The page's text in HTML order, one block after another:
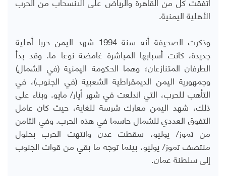
الأهلية اليمنية.
وذكرت الصحيفة أنه سنة 1994 شهد اليمن حربا أهلية
جديدة، كانت أسبابها المباشرة غامضة نوعا ما. وقد بدأ
الطرفان المتنازعان؛ وهما الحكومة اليمنية (في الشمال)
وجمهورية اليمن الديمقراطية الشعبية (في الجنوب)، في
التأهب للحرب، التي اندلعت في شهر أيار/ مايو. وبناء على
ذلك، شهد اليمن معارك شرسة للغاية، حيث كان عامل
التفوق العددي للشمال حاسما في هذه الحرب. وفي الثامن
من تموز/ يوليو، سقطت عدن وانتهت الحرب بحلول
منتصف تموز/ يوليو، بينما توجه ما بقي من قوات الجنوب
إلى سلطنة عمان.